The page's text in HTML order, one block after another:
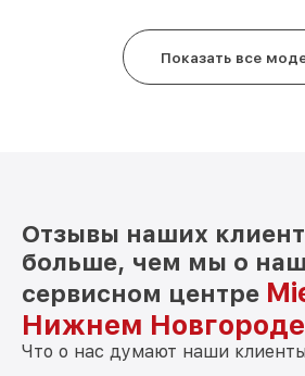
Показать все
Отзывы наших
больше, чем мы о
сервисном центре
Нижнем Новгороде
Что о нас думают наши